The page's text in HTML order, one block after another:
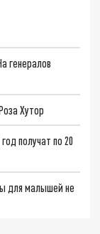
генералов
Хутор
получат по 20
для малышей не